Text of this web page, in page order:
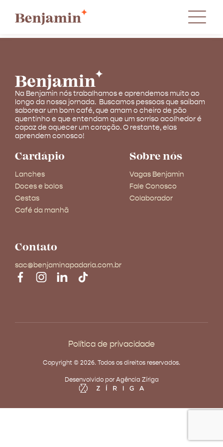
Na Benjamin nós trabalhamos e aprendemos muito ao
longo da nossa jornada. Buscamos pessoas que saibam
saborear um bom café, que amam o cheiro de pão
quentinho e que entendam que um sorriso acolhedor é
capaz de aquecer um coração. O restante, elas
aprendem conosco!
Cardápio
Lanches
Doces e bolos
Cestas
Café da manhã
Sobre nós
Vagas Benjamin
Fale Conosco
Colaborador
Contato
sac@benjaminapadaria.com.br
Copyright © 2026. Todos os direitos reservados.
Desenvolvido por Agência Zíriga
Política de privacidade